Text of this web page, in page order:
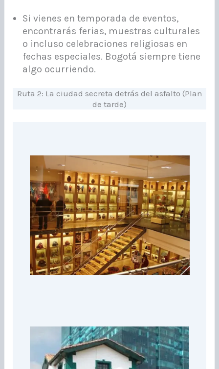
Si vienes en temporada de eventos,
encontrarás ferias, muestras culturales
o incluso celebraciones religiosas en
fechas especiales. Bogotá siempre tiene
algo ocurriendo.
Ruta 2: La ciudad secreta detrás del asfalto (Plan
de tarde)